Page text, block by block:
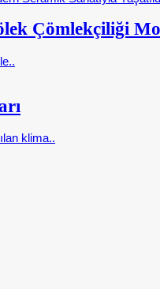
Çömlekçiliği
klima..